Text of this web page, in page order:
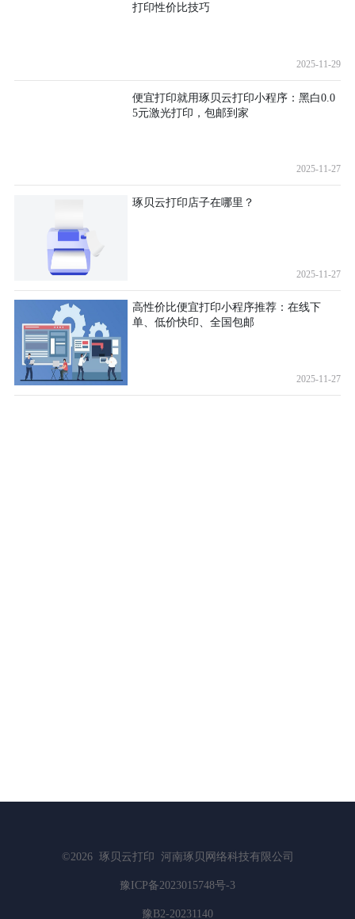
打印性价比技巧
2025-11-29
便宜打印就用琢贝云打印小程序：黑白0.0
5元激光打印，包邮到家
2025-11-27
琢贝云打印店子在哪里？
2025-11-27
高性价比便宜打印小程序推荐：在线下
单、低价快印、全国包邮
2025-11-27
©2026 琢贝云打印 河南琢贝网络科技有限公司
豫ICP备2023015748号-3
豫B2-20231140